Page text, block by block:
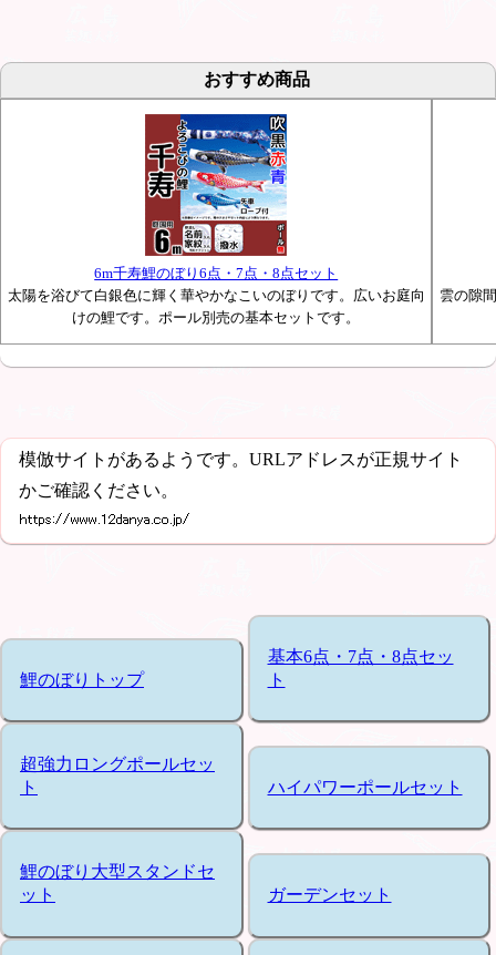
おすすめ商品
6m千寿鯉のぼり6点・7点・8点セット
太陽を浴びて白銀色に輝く華やかなこいのぼりです。広いお庭向
けの鯉です。ポール別売の基本セットです。
雲の隙
模倣サイトがあるようです。URLアドレスが正規サイト
かご確認ください。
鯉のぼりトップ
基本6点・7点・8点セッ
ト
超強力ロングポールセッ
ト
ハイパワーポールセット
鯉のぼり大型スタンドセ
ット
ガーデンセット